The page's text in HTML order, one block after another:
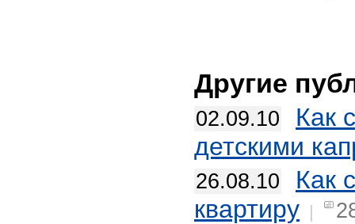
Другие
02.09.10
Как
детскими
26.08.10
Как
квартиру |